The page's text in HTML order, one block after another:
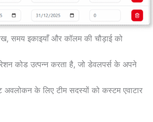
समय इकाइयाँ और कॉलम की चौड़ाई को
कोड उत्पन्न करता है, जो डेवलपर्स के अपने
अवलोकन के लिए टीम सदस्यों को कस्टम एवाटार